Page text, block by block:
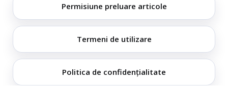
Permisiune preluare articole
Termeni de utilizare
Politica de confidențialitate